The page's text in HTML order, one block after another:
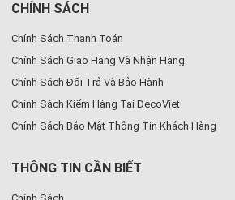
CHÍNH SÁCH
Chính Sách Thanh Toán
Chính Sách Giao Hàng Và Nhận Hàng
Chính Sách Đổi Trả Và Bảo Hành
Chính Sách Kiểm Hàng Tại DecoViet
Chính Sách Bảo Mật Thông Tin Khách Hàng
THÔNG TIN CẦN BIẾT